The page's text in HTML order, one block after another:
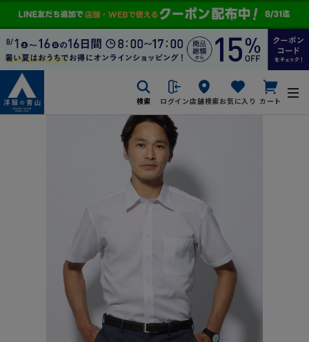
検索 ログイン店舗検索お気に入り カート